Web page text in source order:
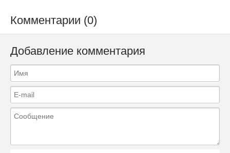
Комментарии (0)
Добавление комментария